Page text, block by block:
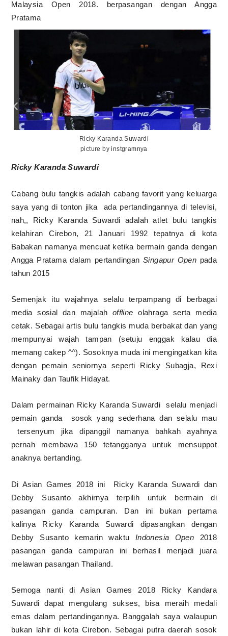
Malaysia Open 2018. berpasangan dengan Angga
Pratama
Ricky Karanda Suwardi
picture by instgramnya
Ricky Karanda Suwardi
Cabang bulu tangkis adalah cabang favorit yang keluarga
saya yang di tonton jika
ada pertandingannya di televisi,
nah,, Ricky Karanda Suwardi adalah atlet bulu tangkis
kelahiran Cirebon, 21 Januari 1992 tepatnya di kota
Babakan namanya mencuat ketika bermain ganda dengan
Angga Pratama dalam pertandingan Singapur Open pada
tahun 2015
Semenjak itu wajahnya selalu terpampang di berbagai
media sosial dan majalah offline olahraga serta media
cetak. Sebagai artis bulu tangkis muda berbakat dan yang
mempunyai wajah tampan (setuju enggak kalau dia
memang cakep ^^). Sosoknya muda ini mengingatkan kita
dengan pemain seniornya seperti Ricky Subagja, Rexi
Mainaky dan Taufik Hidayat.
Dalam permainan Ricky Karanda Suwardi
selalu menjadi
pemain ganda
sosok yang sederhana dan selalu mau
tersenyum jika dipanggil namanya bahkah ayahnya
pernah membawa 150 tetangganya untuk mensuppot
anaknya bertanding.
Di Asian Games 2018 ini
Ricky Karanda Suwardi dan
Debby Susanto akhirnya terpilih untuk bermain di
pasangan ganda campuran. Dan ini bukan pertama
kalinya Ricky Karanda Suwardi dipasangkan dengan
Debby Susanto kemarin waktu Indonesia Open 2018
pasangan ganda campuran ini berhasil menjadi juara
melawan pasangan Thailand.
Semoga nanti di Asian Games 2018 Ricky Kandara
Suwardi dapat mengulang sukses, bisa meraih medali
emas dalam pertandingannya. Banggalah saya walaupun
bukan lahir di kota Cirebon. Sebagai putra daerah sosok